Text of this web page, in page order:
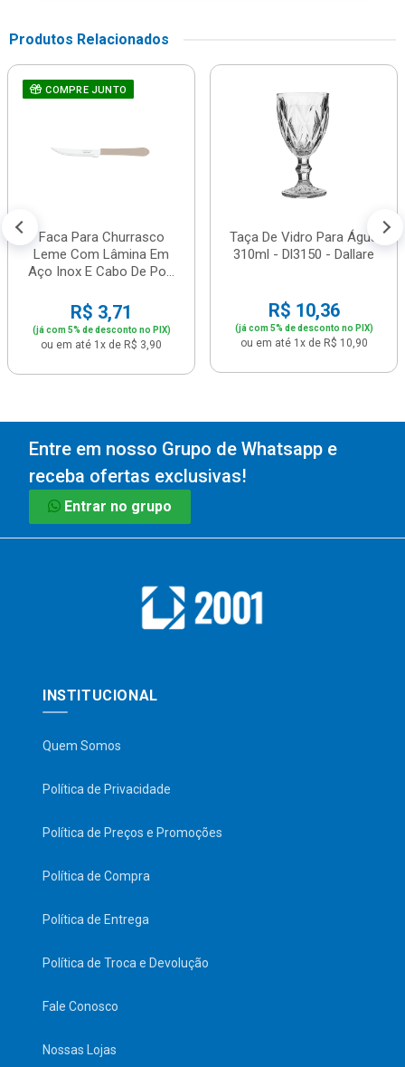
Produtos Relacionados
COMPRE JUNTO
Faca Para Churrasco
Leme Com Lâmina Em
Aço Inox E Cabo De Po...
R$ 3,71
(já com 5% de desconto no PIX)
ou em até 1x de R$ 3,90
Taça De Vidro Para Água
310ml - Dl3150 - Dallare
R$ 10,36
(já com 5% de desconto no PIX)
ou em até 1x de R$ 10,90
Entre em nosso Grupo de Whatsapp e
receba ofertas exclusivas!
Entrar no grupo
INSTITUCIONAL
Quem Somos
Política de Privacidade
Política de Preços e Promoções
Política de Compra
Política de Entrega
Política de Troca e Devolução
Fale Conosco
Nossas Lojas